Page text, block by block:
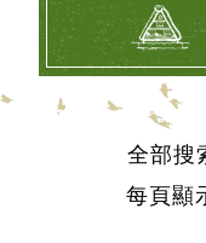
全部搜
每頁顯